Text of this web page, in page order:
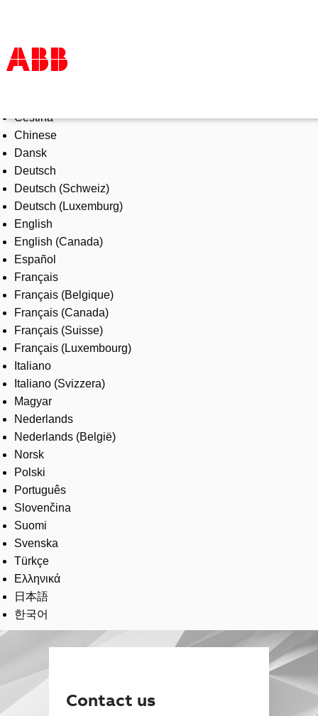
Products & Solutions
Industries
Services
About us
Where to buy
Contact us
Careers
Čeština
Chinese
Dansk
Deutsch
Deutsch (Schweiz)
Deutsch (Luxemburg)
English
English (Canada)
Español
Français
Français (Belgique)
Français (Canada)
Français (Suisse)
Français (Luxembourg)
Italiano
Italiano (Svizzera)
Magyar
Nederlands
Nederlands (België)
Norsk
Polski
Português
Slovenčina
Suomi
Svenska
Türkçe
Ελληνικά
日本語
한국어
Contact us